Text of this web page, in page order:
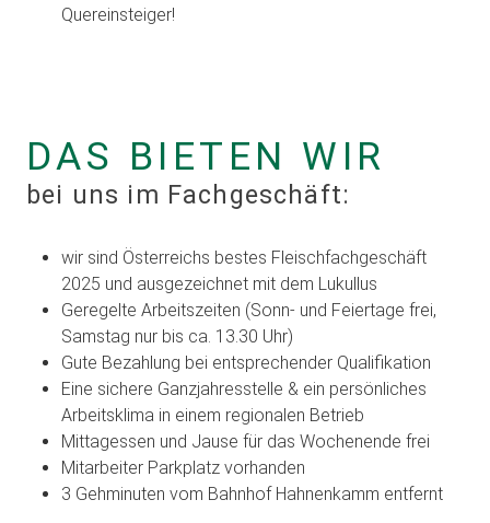
Quereinsteiger!
DAS BIETEN WIR
bei uns im Fachgeschäft:
wir sind Österreichs bestes Fleischfachgeschäft
2025 und ausgezeichnet mit dem Lukullus
Geregelte Arbeitszeiten (Sonn- und Feiertage frei,
Samstag nur bis ca. 13.30 Uhr)
Gute Bezahlung bei entsprechender Qualifikation
Eine sichere Ganzjahresstelle & ein persönliches
Arbeitsklima in einem regionalen Betrieb
Mittagessen und Jause für das Wochenende frei
Mitarbeiter Parkplatz vorhanden
3 Gehminuten vom Bahnhof Hahnenkamm entfernt